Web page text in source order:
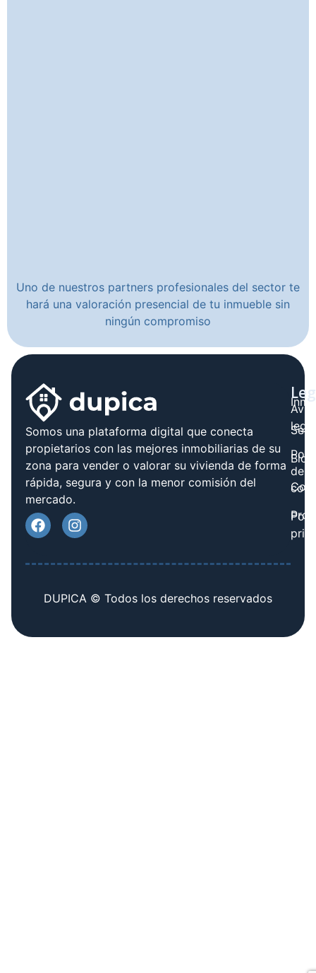
Uno de nuestros partners profesionales del sector te
hará una valoración presencial de tu inmueble sin
ningún compromiso
Somos una plataforma digital que conecta
propietarios con las mejores inmobiliarias de su
zona para vender o valorar su vivienda de forma
rápida, segura y con la menor comisión del
mercado.
Blog
legal
de
DUPICA © Todos los derechos reservados